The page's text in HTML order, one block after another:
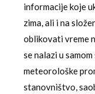
informacije koje
zima, ali i na
oblikovati vreme
se nalazi u
meteorološke
stanovništvo,